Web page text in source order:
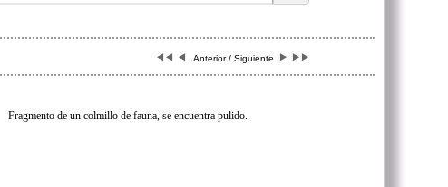
Anterior / Siguiente
Fragmento de un colmillo de fauna, se encuentra pulido.